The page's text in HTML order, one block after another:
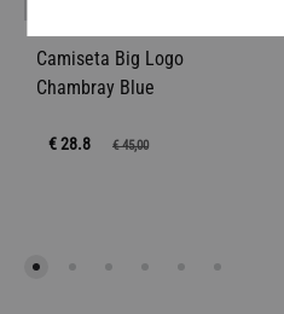
Camiseta Big Logo
Chambray Blue
€ 28.8 €45,00